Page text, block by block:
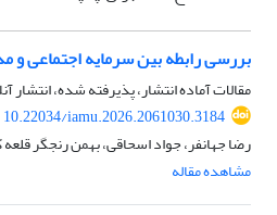
بررسی رابطه بین سرمایه اجتماعی و
مقالات آماده انتشار، پذیرفته شده، انتشار
10.22034/iamu.2026.2061030.3184
رضا جهانفر، جواد اسحاقی، بهمن رنجگر
مشاهده مقاله